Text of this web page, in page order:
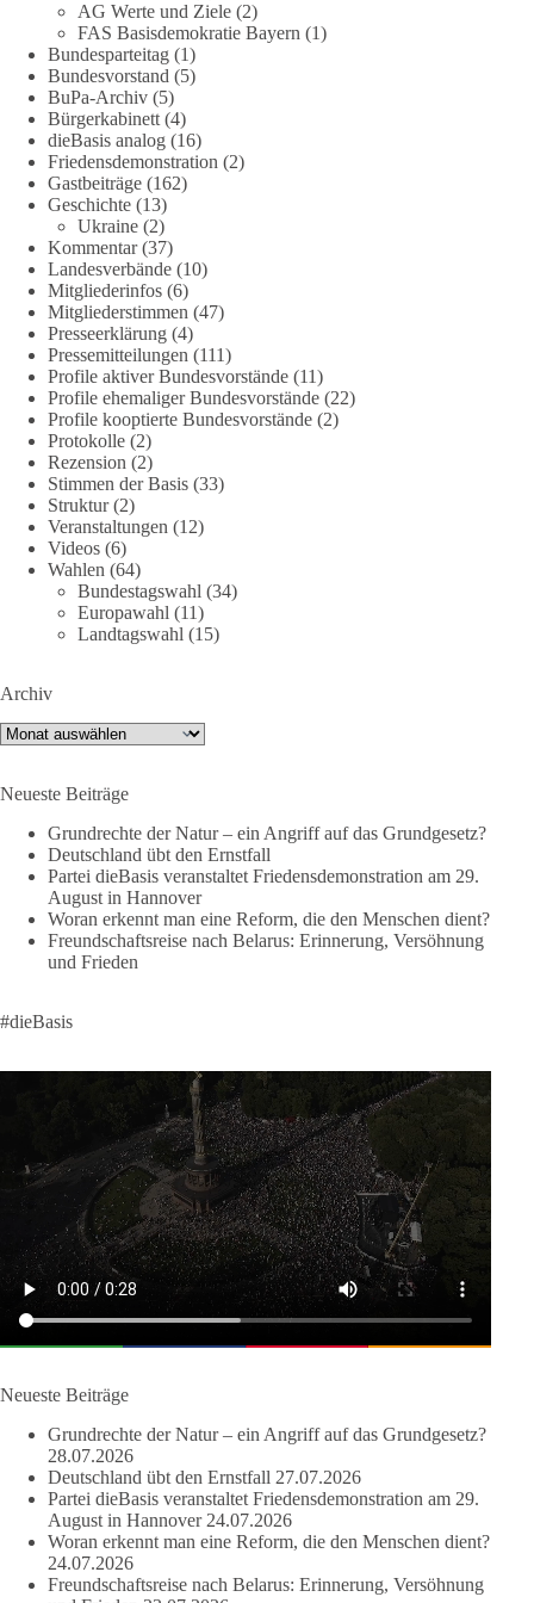
Es ging weniger um fertige Antworten als um eine Debatte
darüber, wie Freiheit, Verantwortung, Naturschutz und
Grundrechte in einer demokratischen Gesellschaft künftig
miteinander in Einklang gebracht werden können.
#dieBasis #natur #grundrechte
7 8
DieBasis
1 Tag zuvor
Jetzt dieBasis Sachsen-Anhalt unterstützen!
Die Landtagswahl 2026 in Sachsen-Anhalt findet am 6.
September statt. Die Inhalte stehen – jetzt müssen sie gesehen,
geteilt und diskutiert werden.
Folge unseren Kanälen:
Facebook:
https://www.facebook.com/groups/diebasissachsenanhalt/
Instragram:
https://www.instagram.com/die_basis_sachsen_anhalt/
Tiktok: https://www.tiktok.com/@diebasis_sachsenanhalt
🟩🟩🟦🟦🟥🟥🟧🟧
Menschen mitbekommen, wofür wir stehen und warum es sich
lohnt, dieBasis zu wählen.
Mehr Infos:https://diebasis-st.de/wahlprogramm/
#dieBasis #Landtagswahl
#DeineStimmezählt #jetztunterstützen
58
DieBasis
🔎 Über 100-mal keine Antwort.
Anthony Fauci, Immunologe und Berater des ehemaligen US-
Präsidenten, hat bei einer Anhörung des US-Senats auf mehr
als 100 Fragen die Aussage verweigert. Die juristische
Bewertung werden Gerichte und Ermittlungen klären – auch
auf Basis seines Tagebuches. Doch unabhängig davon zeigt
der Vorgang eines deutlich:
Antworten:
❓ Wie wurden politische Entscheidungen getroffen?
❓ Welche Maßnahmen waren notwendig und welche nicht?
❓Und wer übernimmt die Verantwortung für die massiven
Folgen für Kinder, Familien, Unternehmen und das Vertrauen
in unseren Rechtsstaat?
AG Werte und Ziele (2)
FAS Basisdemokratie Bayern (1)
Bundesparteitag (1)
Bundesvorstand (5)
BuPa-Archiv (5)
Bürgerkabinett (4)
dieBasis analog (16)
Friedensdemonstration (2)
Gastbeiträge (162)
Geschichte (13)
Ukraine (2)
Kommentar(37)
Landesverbände (10)
Mitgliederinfos (6)
Mitgliederstimmen (47)
Presseerklärung (4)
Pressemitteilungen (111)
Profile aktiver Bundesvorstände (11)
Profile ehemaliger Bundesvorstände (22)
Profile kooptierte Bundesvorstände (2)
Protokolle (2)
Rezension (2)
Stimmen der Basis (33)
Struktur(2)
Veranstaltungen (12)
Videos (6)
Wahlen (64)
Bundestagswahl (34)
Europawahl (11)
Landtagswahl (15)
Archiv
Archiv
Neueste Beiträge
Grundrechte der Natur – ein Angriff auf das Grundgesetz?
Deutschland übt den Ernstfall
Partei dieBasis veranstaltet Friedensdemonstration am 29.
August in Hannover
Woran erkennt man eine Reform, die den Menschen dient?
Freundschaftsreise nach Belarus: Erinnerung, Versöhnung
und Frieden
#dieBasis
Neueste Beiträge
Grundrechte der Natur – ein Angriff auf das Grundgesetz?
28.07.2026
Deutschland übt den Ernstfall 27.07.2026
Partei dieBasis veranstaltet Friedensdemonstration am 29.
August in Hannover 24.07.2026
Woran erkennt man eine Reform, die den Menschen dient?
24.07.2026
Freundschaftsreise nach Belarus: Erinnerung, Versöhnung